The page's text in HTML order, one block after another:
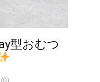
型おむつ